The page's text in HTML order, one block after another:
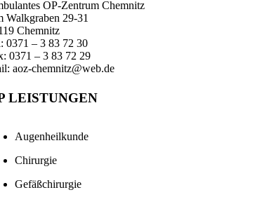
OP-Zentrum Chemnitz
Walkgraben 29-31
Chemnitz
0371 – 3 83 72 30
0371 – 3 83 72 29
aoz-chemnitz@web.de
LEISTUNGEN
Augenheilkunde
Chirurgie
Gefäßchirurgie